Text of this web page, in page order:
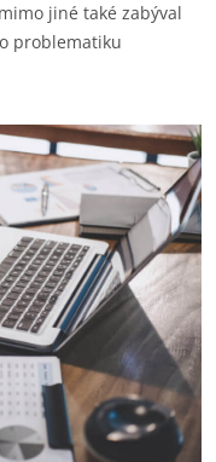
jiné také zabýval
problematiku